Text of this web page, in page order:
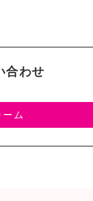
合わせ
ム